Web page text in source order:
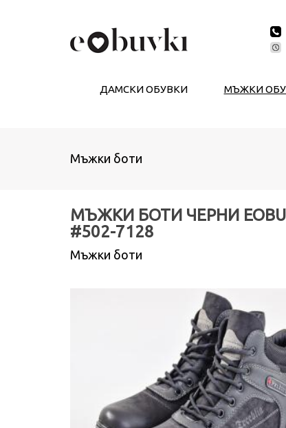
ДАМСКИ ОБУВКИ МЪЖКИ
Мъжки боти
МЪЖКИ БОТИ ЧЕРНИ
#502-7128
Мъжки боти